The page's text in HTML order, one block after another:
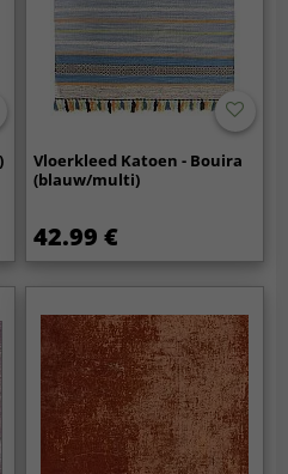
Vloerkleed Katoen - Bouira
(blauw/multi)
42.99 €